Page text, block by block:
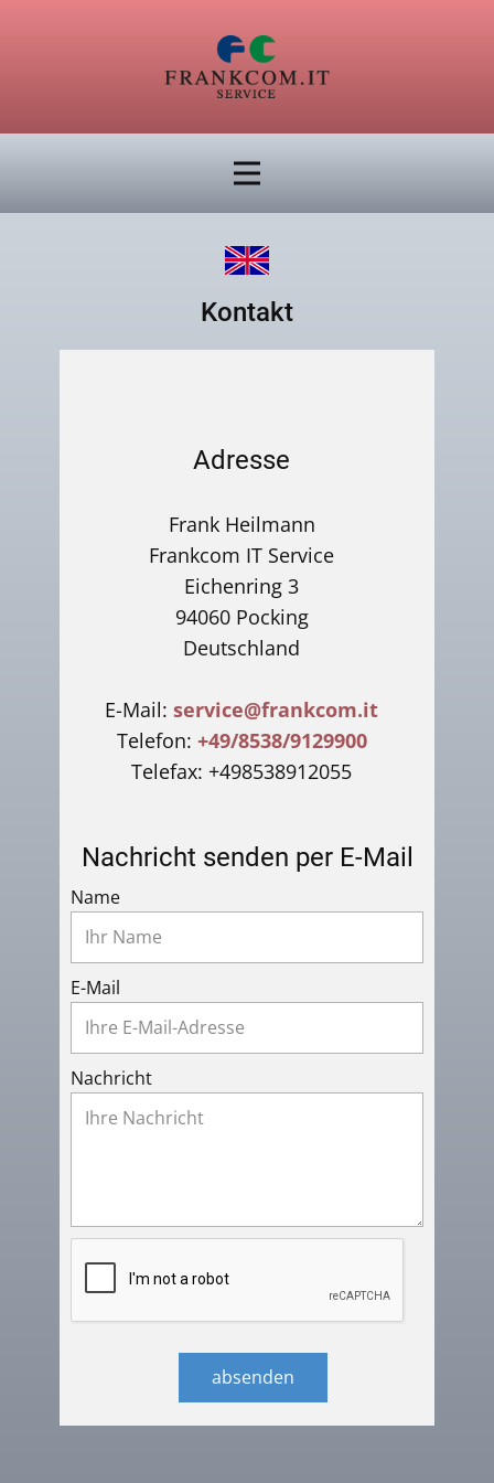
Kontakt
Adresse
Frank Heilmann
Frankcom IT Service
Eichenring 3
94060 Pocking
Deutschland
E-Mail: service@frankcom.it
Telefon: +49/8538/9129900
Telefax: +498538912055
Nachricht senden per E-Mail
Name
E-Mail
Nachricht
absenden